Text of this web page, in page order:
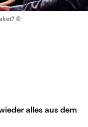
©
alles aus dem